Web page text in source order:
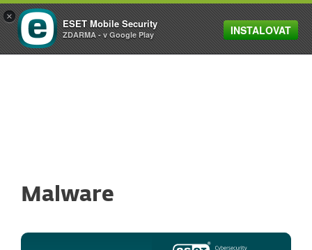
MENU
Malware
×
ESET Mobile Security
ZDARMA - v Google Play INSTALOVAT